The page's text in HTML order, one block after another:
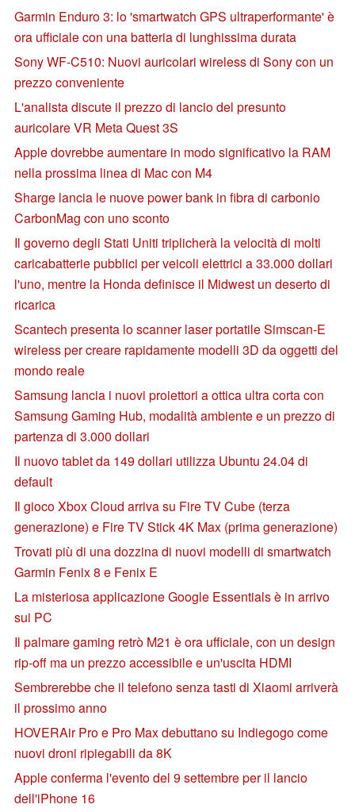
Garmin Enduro 3: lo 'smartwatch GPS ultraperformante' è
ora ufficiale con una batteria di lunghissima durata
Sony WF-C510: Nuovi auricolari wireless di Sony con un
prezzo conveniente
L'analista discute il prezzo di lancio del presunto
auricolare VR Meta Quest 3S
Apple dovrebbe aumentare in modo significativo la RAM
nella prossima linea di Mac con M4
Sharge lancia le nuove power bank in fibra di carbonio
CarbonMag con uno sconto
Il governo degli Stati Uniti triplicherà la velocità di molti
caricabatterie pubblici per veicoli elettrici a 33.000 dollari
l'uno, mentre la Honda definisce il Midwest un deserto di
ricarica
Scantech presenta lo scanner laser portatile Simscan-E
wireless per creare rapidamente modelli 3D da oggetti del
mondo reale
Samsung lancia i nuovi proiettori a ottica ultra corta con
Samsung Gaming Hub, modalità ambiente e un prezzo di
partenza di 3.000 dollari
Il nuovo tablet da 149 dollari utilizza Ubuntu 24.04 di
default
Il gioco Xbox Cloud arriva su Fire TV Cube (terza
generazione) e Fire TV Stick 4K Max (prima generazione)
Trovati più di una dozzina di nuovi modelli di smartwatch
Garmin Fenix 8 e Fenix E
La misteriosa applicazione Google Essentials è in arrivo
sui PC
Il palmare gaming retrò M21 è ora ufficiale, con un design
rip-off ma un prezzo accessibile e un'uscita HDMI
Sembrerebbe che il telefono senza tasti di Xiaomi arriverà
il prossimo anno
HOVERAir Pro e Pro Max debuttano su Indiegogo come
nuovi droni ripiegabili da 8K
Apple conferma l'evento del 9 settembre per il lancio
dell'iPhone 16